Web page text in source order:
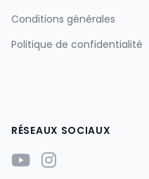
Conditions générales
Politique de confidentialité
RÉSEAUX SOCIAUX